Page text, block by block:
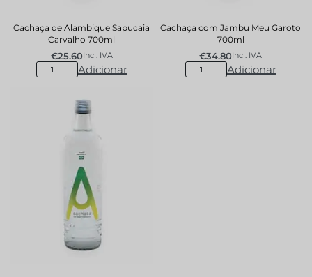
Cachaça de Alambique Sapucaia
Carvalho 700ml
€25.60Incl. IVA
Adicionar
Cachaça com Jambu Meu Garoto
700ml
€34.80Incl. IVA
Adicionar